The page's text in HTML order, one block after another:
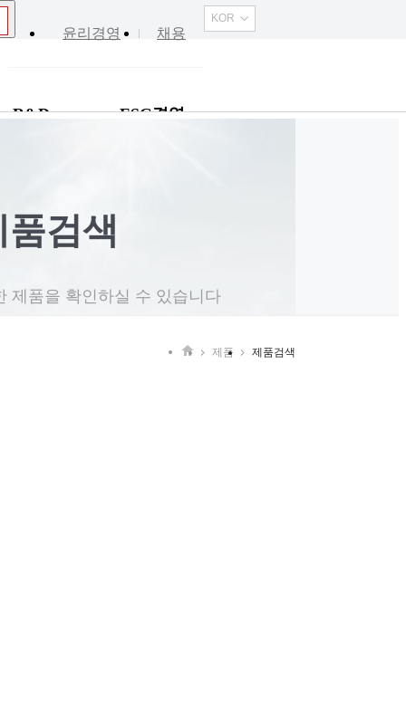
윤리경영 채용
KOR
R&D ESG경영
품검색
제품을 확인하실 수 있습니다
제품 제품검색